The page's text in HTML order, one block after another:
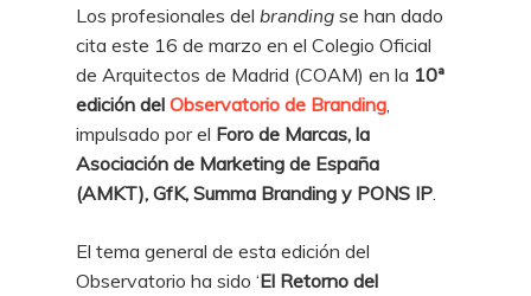
Los profesionales del branding se han dado
cita este 16 de marzo en el Colegio Oficial
de Arquitectos de Madrid (COAM) en la 10ª
edición del Observatorio de Branding
impulsado por el Foro de Marcas, la
Asociación de Marketing de España
(AMKT), GfK, Summa Branding y PONS IP
El tema general de esta edición del
Observatorio ha sido ‘El Retorno del